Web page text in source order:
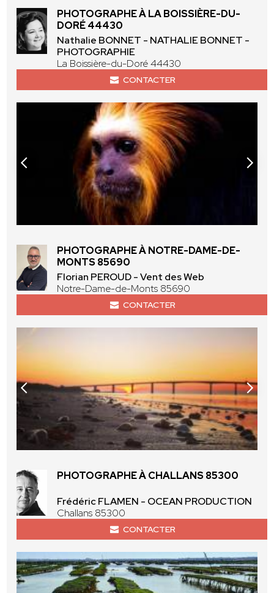
PHOTOGRAPHE À LA BOISSIÈRE-DU-
DORÉ 44430
Nathalie BONNET - NATHALIE BONNET -
PHOTOGRAPHIE
La Boissière-du-Doré 44430
CONTACTER
PHOTOGRAPHE À NOTRE-DAME-DE-
MONTS 85690
Florian PEROUD - Vent des Web
Notre-Dame-de-Monts 85690
CONTACTER
PHOTOGRAPHE À CHALLANS 85300
Frédéric FLAMEN - OCEAN PRODUCTION
Challans 85300
CONTACTER